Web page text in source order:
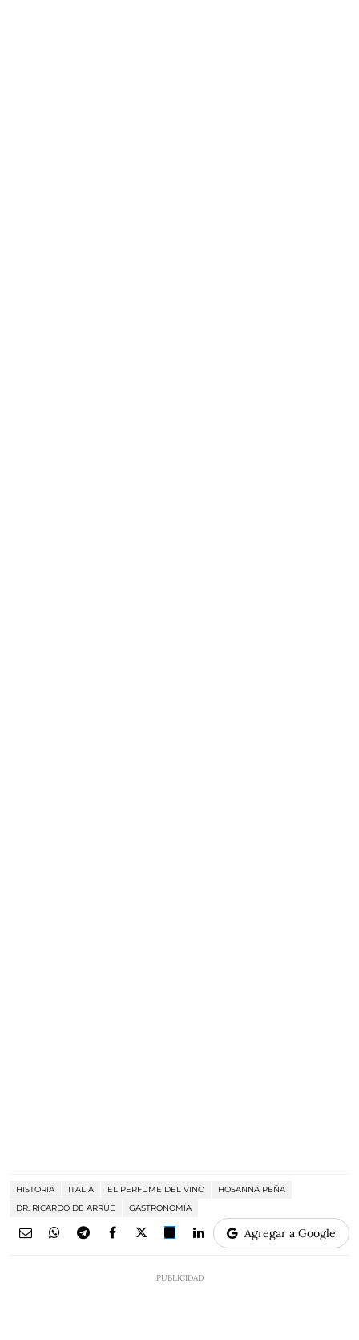
HISTORIA ITALIA EL PERFUME DEL VINO
HOSANNA PEÑA
DR. RICARDO DE ARRÚE
GASTRONOMÍA
Agregar a Google